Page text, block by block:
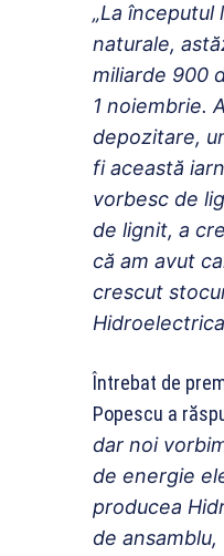
„La
naturale,
miliarde 900
1 noiembrie.
depozitare,
fi această
vorbesc de
de lignit, a
că am avut
crescut
Întrebat de
Popescu a
dar noi
de energie
producea
de